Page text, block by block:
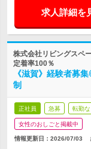
求人詳細を
株式会社リビングスペ
定着率100％
《滋賀》経験者募
制
正社員 急募 転勤な
女性のおしごと掲載中
情報更新日：2026/07/03